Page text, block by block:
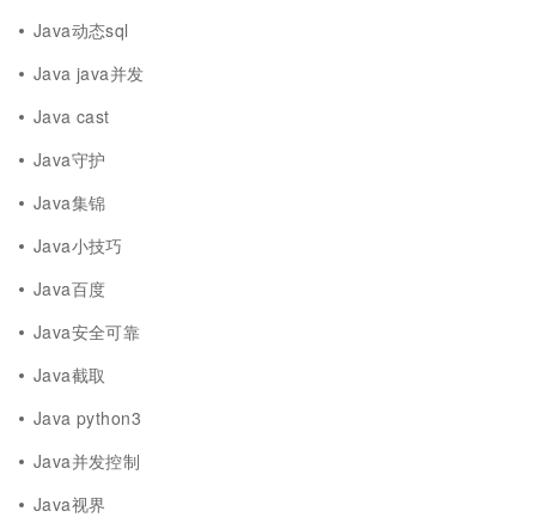
Java动态sql
Java java并发
Java cast
Java守护
Java集锦
Java小技巧
Java百度
Java安全可靠
Java截取
Java python3
Java并发控制
Java视界